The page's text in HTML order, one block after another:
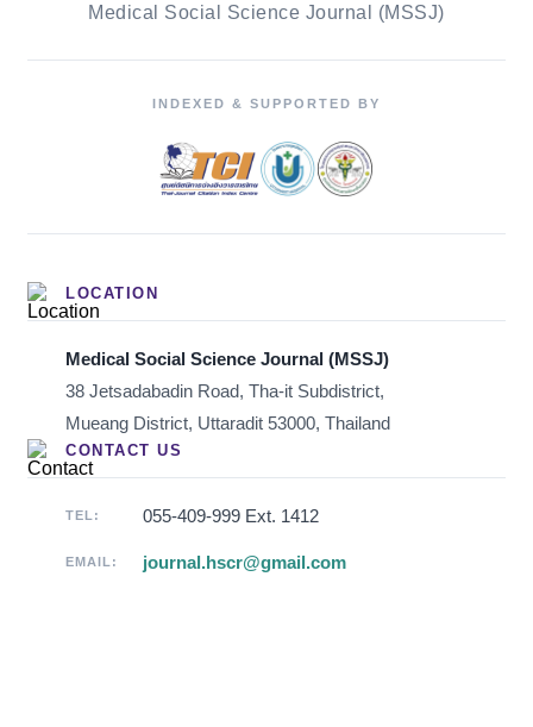
Medical Social Science Journal (MSSJ)
INDEXED & SUPPORTED BY
LOCATION
Medical Social Science Journal (MSSJ)
38 Jetsadabadin Road, Tha-it Subdistrict,
Mueang District, Uttaradit 53000, Thailand
CONTACT US
TEL: 055-409-999 Ext. 1412
EMAIL: journal.hscr@gmail.com